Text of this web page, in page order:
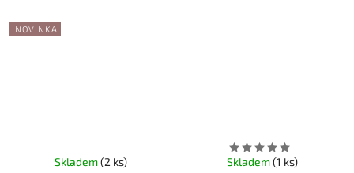
NOVINKA
Skladem(2 ks) Skladem(1 ks)